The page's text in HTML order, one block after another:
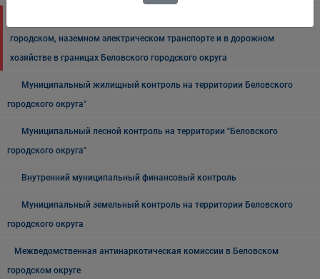
городском, наземном электрическом транспорте и в дорожном
хозяйстве в границах Беловского городского округа
Муниципальный жилищный контроль на территории Беловского
городского округа"
Муниципальный лесной контроль на территории "Беловского
городского округа"
Внутренний муниципальный финансовый контроль
Муниципальный земельный контроль на территории Беловского
городского округа
Межведомственная антинаркотическая комиссии в Беловском
городском округе